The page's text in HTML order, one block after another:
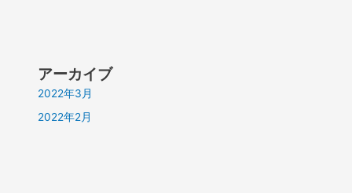
アーカイブ
2022年3月
2022年2月